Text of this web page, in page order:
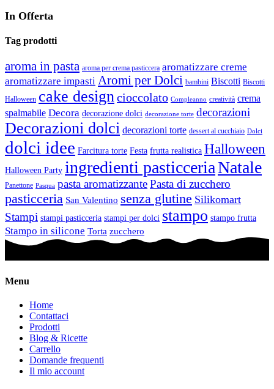
In Offerta
Tag prodotti
aroma in pasta aroma per crema pasticcera aromatizzare creme
aromatizzare impasti Aromi per Dolci bambini Biscotti Biscotti
Halloween cake designcioccolato Compleanno creatività crema
spalmabile Decora decorazione dolci decorazione torte decorazioni
Decorazioni dolci decorazioni torte dessert al cucchiaio Dolci
dolci idee Farcitura torte Festa frutta realistica Halloween
Halloween Party ingredienti pasticceriaNatale
Panettone Pasqua pasta aromatizzantePasta di zucchero
pasticceria San Valentino senza glutine Silikomart
Stampi stampi pasticceria stampi per dolci stampo stampo frutta
Stampo in silicone Torta zucchero
Menu
Home
Contattaci
Prodotti
Blog & Ricette
Carrello
Domande frequenti
Il mio account